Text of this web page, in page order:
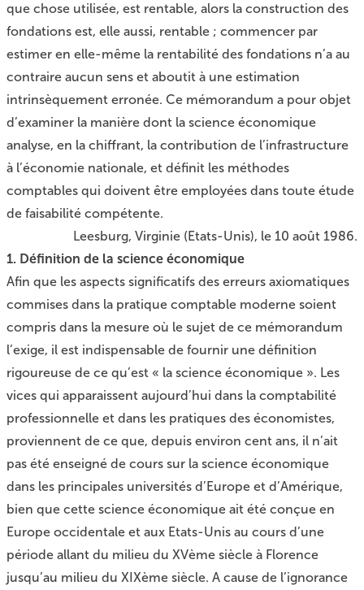
que chose utilisée, est rentable, alors la construction des
fondations est, elle aussi, rentable ; commencer par
estimer en elle-même la rentabilité des fondations n’a au
contraire aucun sens et aboutit à une estimation
intrinsèquement erronée. Ce mémorandum a pour objet
d’examiner la manière dont la science économique
analyse, en la chiffrant, la contribution de l’infrastructure
à l’économie nationale, et définit les méthodes
comptables qui doivent être employées dans toute étude
de faisabilité compétente.
Leesburg, Virginie (Etats-Unis), le 10 août 1986.
1. Définition de la science économique
Afin que les aspects significatifs des erreurs axiomatiques
commises dans la pratique comptable moderne soient
compris dans la mesure où le sujet de ce mémorandum
l’exige, il est indispensable de fournir une définition
rigoureuse de ce qu’est « la science économique ». Les
vices qui apparaissent aujourd’hui dans la comptabilité
professionnelle et dans les pratiques des économistes,
proviennent de ce que, depuis environ cent ans, il n’ait
pas été enseigné de cours sur la science économique
dans les principales universités d’Europe et d’Amérique,
bien que cette science économique ait été conçue en
Europe occidentale et aux Etats-Unis au cours d’une
période allant du milieu du XVème siècle à Florence
jusqu’au milieu du XIXème siècle. A cause de l’ignorance